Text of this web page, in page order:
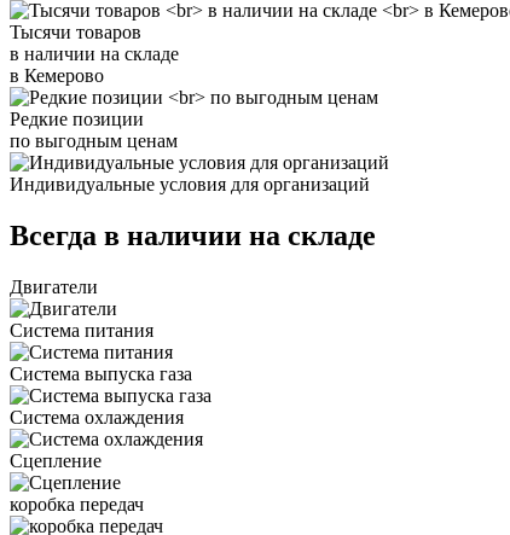
Тысячи товаров
в наличии на складе
в Кемерово
Редкие позиции
по выгодным ценам
Индивидуальные условия для организаций
Всегда в наличии на складе
Двигатели
Система питания
Система выпуска газа
Система охлаждения
Сцепление
коробка передач